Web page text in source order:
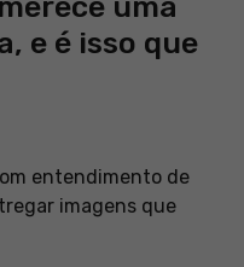
uma
e é isso que
entendimento de
imagens que